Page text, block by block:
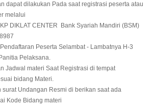
dapat dilakukan Pada saat registrasi peserta atau
melalui
DIKLAT CENTER
Bank Syariah Mandiri (BSM)
Peserta Selambat - Lambatnya H-3
Pelaksana.
Jadwal materi Saat Registrasi di tempat
bidang Materi.
surat Undangan Resmi di berikan saat ada
Kode Bidang materi